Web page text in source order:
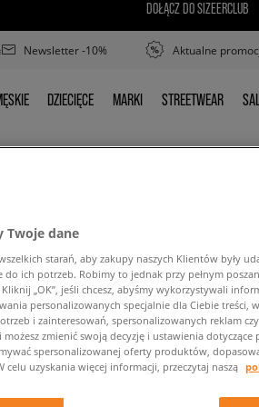
DOŁĄCZ DO SIZEERCLUB
Newsletter -10% Aktualne
DZIECIĘCE
DZIECIĘCE MARKI
MARKI STREETWEAR
STREETWEAR
wyszukanej frazy.
POWRÓT DO SKLEPU
Twoje dane
starań, aby zakupy naszych Klientów były
do ich potrzeb. Robimy to jednak przy pełnym
„OK”, jeśli chcesz, abyśmy wykorzystywali
personalizowanych specjalnie dla Ciebie
i zainteresowań, spersonalizowanych reklam
możesz zmienić swoją decyzję i ustawienia dotyczące
spersonalizowanej oferty produktów,
celu uzyskania więcej informacji, przeczytaj naszą